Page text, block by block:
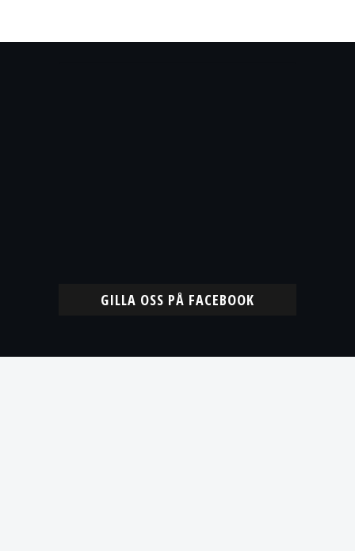
GILLA OSS PÅ FACEBOOK